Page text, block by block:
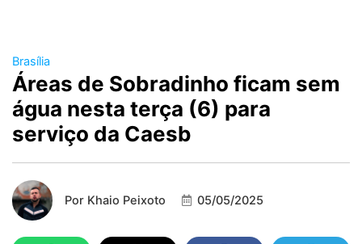
Brasília
Áreas de Sobradinho ficam sem
água nesta terça (6) para
serviço da Caesb
Por Khaio Peixoto 05/05/2025